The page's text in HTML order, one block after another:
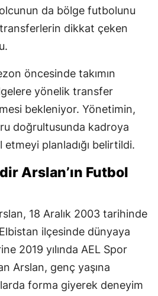
da bölge futbolunu
transferlerin dikkat çeken
öncesinde takımın
yönelik transfer
bekleniyor. Yönetimin,
doğrultusunda kadroya
planladığı belirtildi.
Arslan’ın Futbol
18 Aralık 2003 tarihinde
ilçesinde dünyaya
2019 yılında AEL Spor
Arslan, genç yaşına
forma giyerek deneyim